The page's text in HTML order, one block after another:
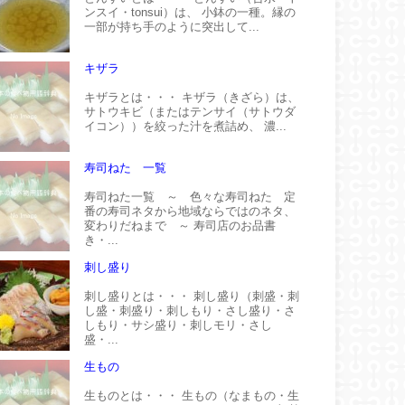
ンスイ・tonsui）は、 小鉢の一種。縁の
一部が持ち手のように突出して...
キザラ
キザラとは・・・ キザラ（きざら）は、
サトウキビ（またはテンサイ（サトウダ
イコン））を絞った汁を煮詰め、 濃...
寿司ねた 一覧
寿司ねた一覧 ～ 色々な寿司ねた 定
番の寿司ネタから地域ならではのネタ、
変わりだねまで ～ 寿司店のお品書
き・...
刺し盛り
刺し盛りとは・・・ 刺し盛り（刺盛・刺
し盛・刺盛り・刺しもり・さし盛り・さ
しもり・サシ盛り・刺しモリ・さし
盛・...
生もの
生ものとは・・・ 生もの（なまもの・生